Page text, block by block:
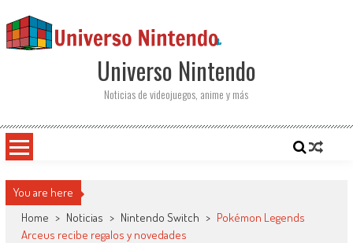
Universo Nintendo
Noticias de videojuegos, anime y más
You are here
Home > Noticias > Nintendo Switch > Pokémon Legends
Arceus recibe regalos y novedades